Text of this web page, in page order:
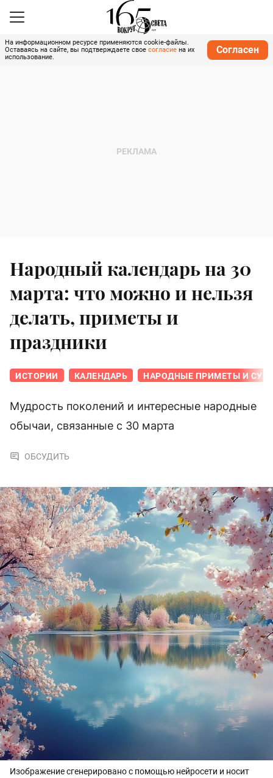
На информационном ресурсе применяются cookie-файлы.
Оставаясь на сайте, вы подтверждаете свое согласие на их
использование.
Согласен
Народный календарь на 30
марта: что можно и нельзя
делать, приметы и
праздники
ИСТОРИИ КАЛЕНДАРЬ НАРОДНЫЕ ПРИМЕТЫ И
Мудрость поколений и интересные народные
обычаи, связанные с 30 марта
ОБСУДИТЬ
Изображение сгенерировано с помощью нейросети и носит